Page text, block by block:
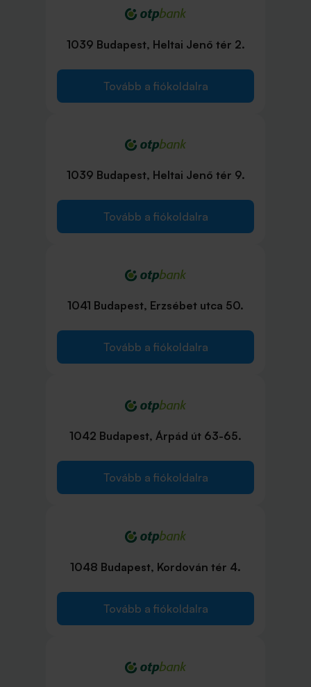
1039 Budapest, Heltai Jenő tér 2.
Tovább a fiókoldalra
1039 Budapest, Heltai Jenő tér 9.
Tovább a fiókoldalra
1041 Budapest, Erzsébet utca 50.
Tovább a fiókoldalra
1042 Budapest, Árpád út 63-65.
Tovább a fiókoldalra
1048 Budapest, Kordován tér 4.
Tovább a fiókoldalra